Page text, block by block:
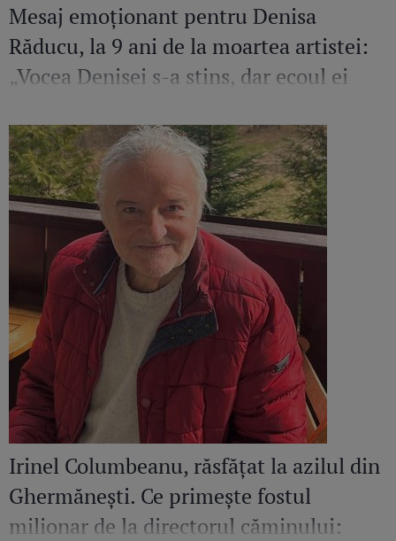
Mesaj emoționant pentru Denisa
Răducu, la 9 ani de la moartea artistei:
„Vocea Denisei s-a stins, dar ecoul ei
Irinel Columbeanu, răsfățat la azilul din
Ghermănești. Ce primește fostul
milionar de la directorul căminului: